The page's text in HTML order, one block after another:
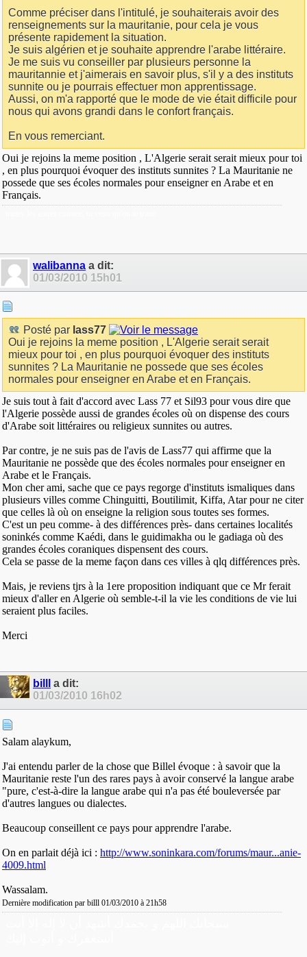
Comme préciser dans l'intitulé, je souhaiterais avoir des
renseignements sur la mauritanie, pour cela je vous
présente rapidement la situation.
Je suis algérien et je souhaite apprendre l'arabe littéraire.
Je me suis vu conseiller par plusieurs personne la
mauritannie et j'aimerais en savoir plus, s'il y a des instituts
sunnite ou je pourrais effectuer mon apprentissage.
Aussi, on m'a rapporté que le mode de vie était difficile pour
nous qui avons grandi dans le confort français.
En vous remerciant.
Oui je rejoins la meme position , L'Algerie serait serait mieux pour toi
, en plus pourquoi évoquer des instituts sunnites ? La Mauritanie ne
possede que ses écoles normales pour enseigner en Arabe et en
Français.
walibanna a dit:
01/03/2010 15h01
Posté par lass77
Oui je rejoins la meme position , L'Algerie serait serait
mieux pour toi , en plus pourquoi évoquer des instituts
sunnites ? La Mauritanie ne possede que ses écoles
normales pour enseigner en Arabe et en Français.
Je suis tout à fait d'accord avec Lass 77 et Sil93 pour vous dire que
l'Algerie possède aussi de grandes écoles où on dispense des cours
d'Arabe soit littéraires ou religieux sunnites ou autres.
Par contre, je ne suis pas de l'avis de Lass77 qui affirme que la
Mauritanie ne possède que des écoles normales pour enseigner en
Arabe et le Français.
Mon cher ami, sache que ce pays regorge d'instituts ismaliques dans
plusieurs villes comme Chinguitti, Boutilimit, Kiffa, Atar pour ne citer
que celles là où on enseigne la religion sous toutes ses formes.
C'est un peu comme- à des différences près- dans certaines localités
soninkés comme Kaédi, dans le guidimakha ou le gadiaga où des
grandes écoles coraniques dispensent des cours.
Cela se passe de la meme façon dans ces villes à qlq différences près.
Mais, je reviens tjrs à la 1ere proposition indiquant que ce Mr ferait
mieux d'aller en Algerie où semble-t-il la vie les conditions de vie lui
seraient plus faciles.
Merci
billl
a dit:
01/03/2010 16h02
Salam alaykum,
J'ai entendu parler de la chose que Billel évoque : à savoir que la
Mauritanie reste l'un des rares pays à avoir conservé la langue arabe
"pure, c'est-à-dire la langue arabe qui n'a pas été bouleversée par
d'autres langues ou dialectes.
Beaucoup conseillent ce pays pour apprendre l'arabe.
On en parlait déjà ici : http://www.soninkara.com/forums/maur...anie-
4009.html
Wassalam.
Dernière modification par billl 01/03/2010 à 21h58